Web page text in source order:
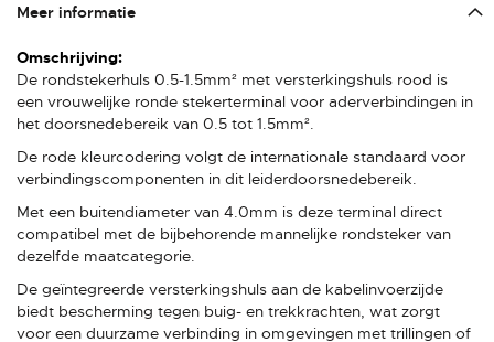
Meer informatie
Meer
informatie
De rondstekerhuls 0.5-1.5mm² met versterkingshuls rood is
een vrouwelijke ronde stekerterminal voor aderverbindingen in
het doorsnedebereik van 0.5 tot 1.5mm².
De rode kleurcodering volgt de internationale standaard voor
verbindingscomponenten in dit leiderdoorsnedebereik.
Met een buitendiameter van 4.0mm is deze terminal direct
compatibel met de bijbehorende mannelijke rondsteker van
dezelfde maatcategorie.
De geïntegreerde versterkingshuls aan de kabelinvoerzijde
biedt bescherming tegen buig- en trekkrachten, wat zorgt
voor een duurzame verbinding in omgevingen met trillingen of